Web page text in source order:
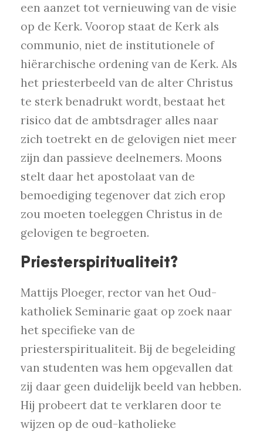
een aanzet tot vernieuwing van de visie
op de Kerk. Voorop staat de Kerk als
communio, niet de institutionele of
hiërarchische ordening van de Kerk. Als
het priesterbeeld van de alter Christus
te sterk benadrukt wordt, bestaat het
risico dat de ambtsdrager alles naar
zich toetrekt en de gelovigen niet meer
zijn dan passieve deelnemers. Moons
stelt daar het apostolaat van de
bemoediging tegenover dat zich erop
zou moeten toeleggen Christus in de
gelovigen te begroeten.
Priesterspiritualiteit?
Mattijs Ploeger, rector van het Oud-
katholiek Seminarie gaat op zoek naar
het specifieke van de
priesterspiritualiteit. Bij de begeleiding
van studenten was hem opgevallen dat
zij daar geen duidelijk beeld van hebben.
Hij probeert dat te verklaren door te
wijzen op de oud-katholieke